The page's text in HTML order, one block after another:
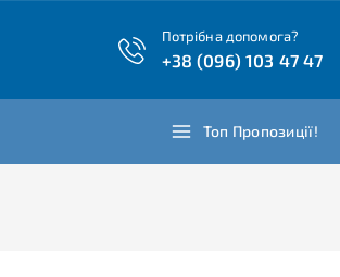
Потрібна допомога?
+38 (096) 103 47 47
Топ Пропозиції!